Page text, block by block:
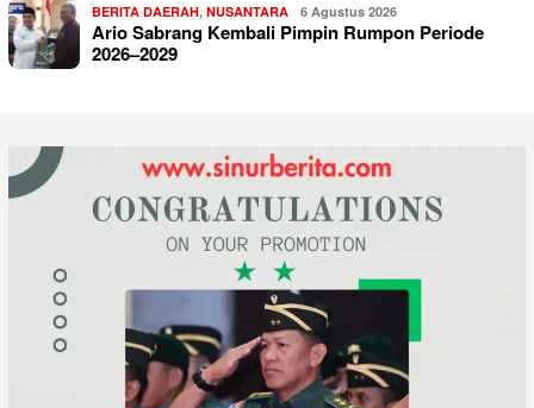
BERITA DAERAH, NUSANTARA 6 Agustus 2026
Ario Sabrang Kembali Pimpin Rumpon Periode
2026–2029